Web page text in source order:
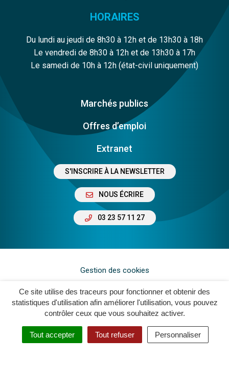
Ce site utilise des traceurs pour fonctionner et obtenir des
statistiques d'utilisation afin améliorer l'utilisation, vous pouvez
contrôler ceux que vous souhaitez activer.
Tout accepter Tout refuser Personnaliser
HORAIRES
Du lundi au jeudi de 8h30 à 12h et de 13h30 à 18h
Le vendredi de 8h30 à 12h et de 13h30 à 17h
Le samedi de 10h à 12h (état-civil uniquement)
Marchés publics
Offres d’emploi
Extranet
S'INSCRIRE À LA NEWSLETTER
NOUS ÉCRIRE
03 23 57 11 27
Gestion des cookies
Plan du site
Mentions légales
Crédits
Accessibilité : Non Conforme